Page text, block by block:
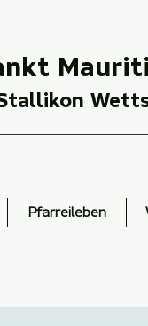
Pfarreileben